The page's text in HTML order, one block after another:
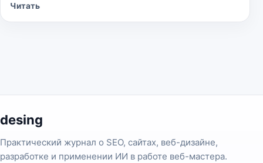
Читать
desing
Практический журнал о SEO, сайтах, веб-дизайне,
разработке и применении ИИ в работе веб-мастера.